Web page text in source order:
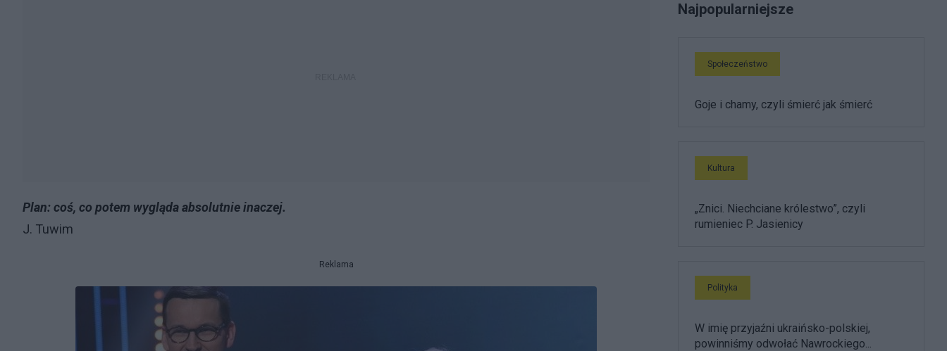
Plan: coś, co potem wygląda absolutnie inaczej.
J. Tuwim
Reklama
Najpopularniejsze
Społeczeństwo
Goje i chamy, czyli śmierć jak śmierć
Kultura
„Znici. Niechciane królestwo”, czyli
rumieniec P. Jasienicy
Polityka
W imię przyjaźni ukraińsko-polskiej,
powinniśmy odwołać Nawrockiego...